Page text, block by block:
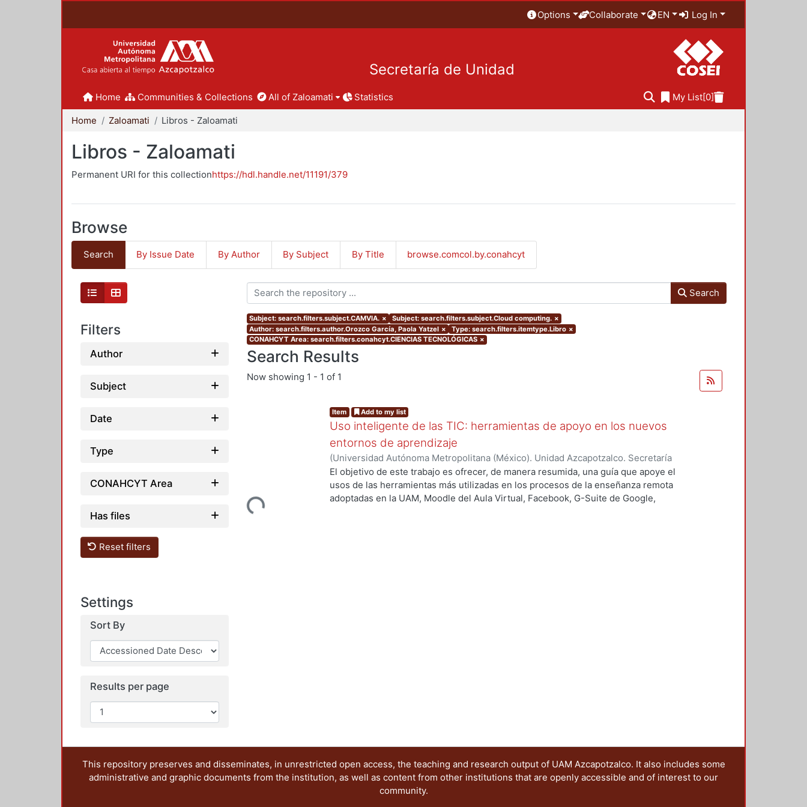
Options Collaborate EN Log In
Secretaría de Unidad
Home Communities & Collections All of Zaloamati Statistics My List[0]
Home Zaloamati Libros - Zaloamati
Libros - Zaloamati
Permanent URI for this collectionhttps://hdl.handle.net/11191/379
Browse
Search By Issue Date By Author By Subject By Title browse.comcol.by.conahcyt
Filters
Author
Subject
Date
Type
CONAHCYT Area
Has files
Reset filters
Settings
Sort By
Results per page
Search
Subject: search.filters.subject.CAMVIA. × Subject: search.filters.subject.Cloud computing. ×
Author: search.filters.author.Orozco García, Paola Yatzel × Type: search.filters.itemtype.Libro ×
CONAHCYT Area: search.filters.conahcyt.CIENCIAS TECNOLÓGICAS ×
Search Results
Now showing 1 - 1 of 1
Loading...
Item Add to my list
Uso inteligente de las TIC: herramientas de apoyo en los nuevos
entornos de aprendizaje
(Universidad Autónoma Metropolitana (México). Unidad Azcapotzalco. Secretaría
Académica.,2021) García Castro, María Beatriz;Orozco García, Paola Yatzel;Puga
García, Merary Denny;Martínez Morales, Mercedes Isabel;Alvarado Hernández,
Alejandra; Tarango de la Torre, Juan Carlos
El objetivo de este trabajo es ofrecer, de manera resumida, una guía que apoye el
usos de las herramientas más utilizadas en los procesos de la enseñanza remota
adoptadas en la UAM, Moodle del Aula Virtual, Facebook, G-Suite de Google,
This repository preserves and disseminates, in unrestricted open access, the teaching and research output of UAM Azcapotzalco. It also includes some
administrative and graphic documents from the institution, as well as content from other institutions that are openly accessible and of interest to our
community.